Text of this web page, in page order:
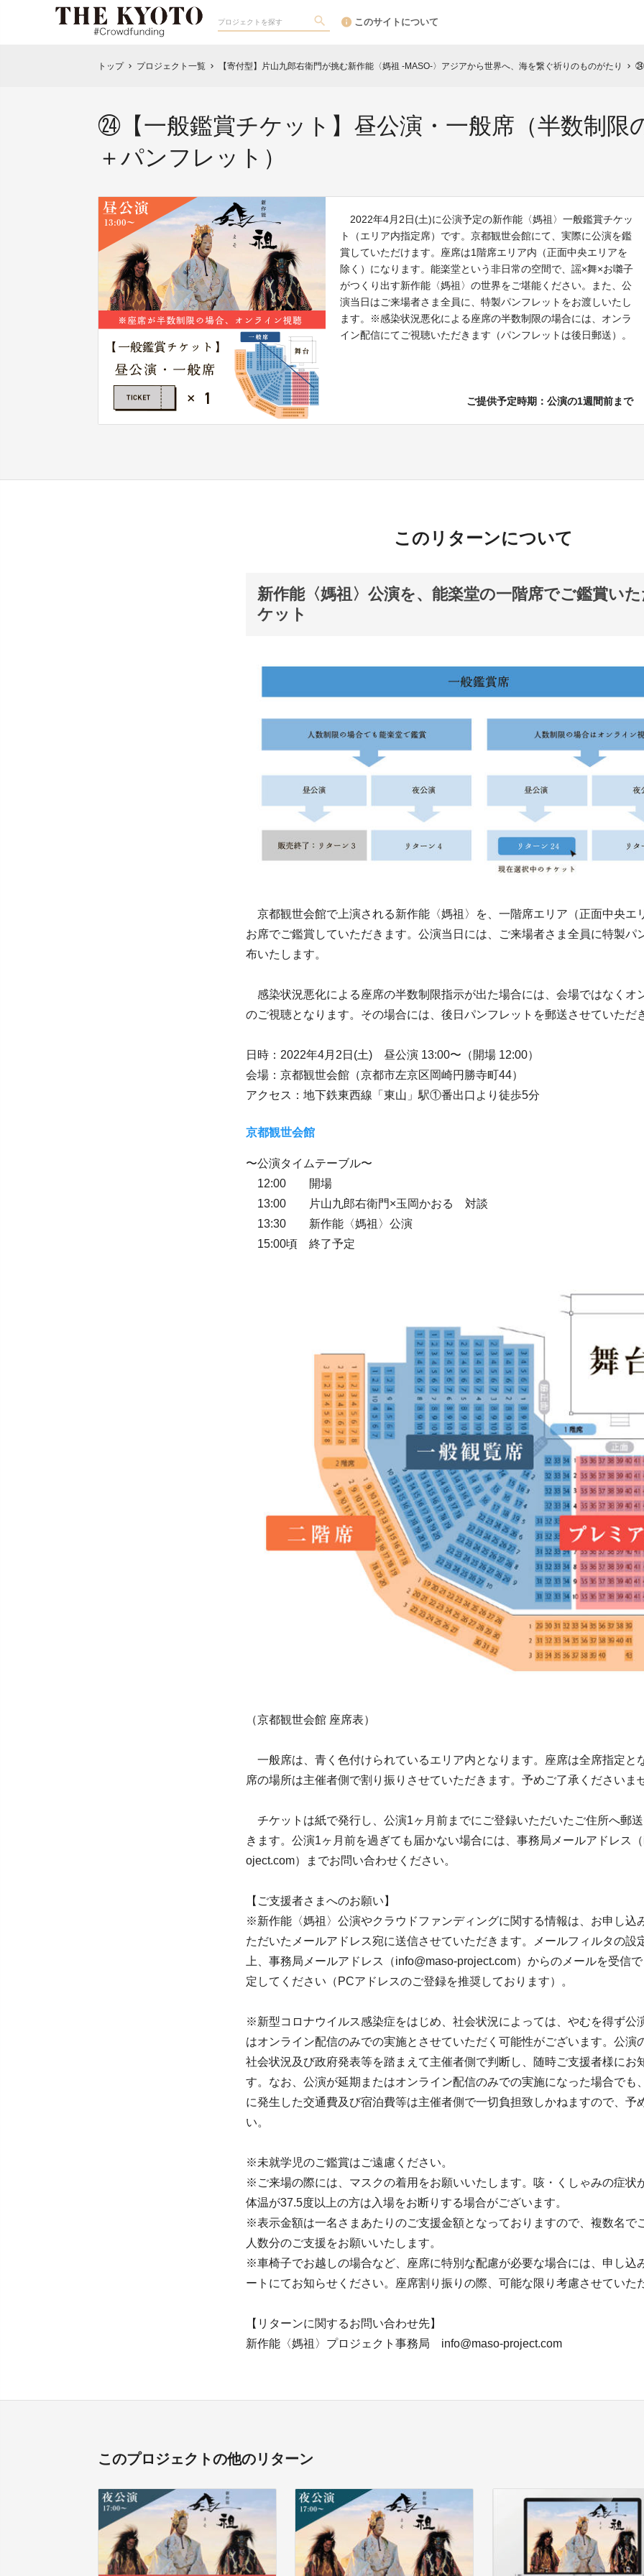
このサイトについて
トップ chevron_right プロジェクト一覧 chevron_right 【寄付型】片山九郎右衛門が挑む新作能〈媽祖 -MASO-〉アジアから世界へ、海を繋ぐ祈りのものがたり chevron_right ㉔
㉔【一般鑑賞チケット】昼公演・一般席（半数制限
＋パンフレット）
2022年4月2日(土)に公演予定の新作能〈媽祖〉一般鑑賞チケッ
ト（エリア内指定席）です。京都観世会館にて、実際に公演を鑑
賞していただけます。座席は1階席エリア内（正面中央エリアを
除く）になります。能楽堂という非日常の空間で、謡×舞×お囃子
がつくり出す新作能〈媽祖〉の世界をご堪能ください。また、公
演当日はご来場者さま全員に、特製パンフレットをお渡しいたし
ます。※感染状況悪化による座席の半数制限の場合には、オンラ
イン配信にてご視聴いただきます（パンフレットは後日郵送）。
ご提供予定時期：公演の1週間前まで
このリターンについて
新作能〈媽祖〉公演を、能楽堂の一階席でご鑑賞い
ケット
京都観世会館で上演される新作能〈媽祖〉を、一階席エリア（正面中央エ
お席でご鑑賞していただきます。公演当日には、ご来場者さま全員に特製パ
布いたします。
感染状況悪化による座席の半数制限指示が出た場合には、会場ではなくオ
のご視聴となります。その場合には、後日パンフレットを郵送させていただ
日時：2022年4月2日(土) 昼公演 13:00〜（開場 12:00）
会場：京都観世会館（京都市左京区岡崎円勝寺町44）
アクセス：地下鉄東西線「東山」駅①番出口より徒歩5分
京都観世会館
〜公演タイムテーブル〜
12:00 開場
13:00 片山九郎右衛門×玉岡かおる 対談
13:30 新作能〈媽祖〉公演
15:00頃 終了予定
（京都観世会館 座席表）
一般席は、青く色付けられているエリア内となります。座席は全席指定と
席の場所は主催者側で割り振りさせていただきます。予めご了承くださいま
チケットは紙で発行し、公演1ヶ月前までにご登録いただいたご住所へ郵
きます。公演1ヶ月前を過ぎても届かない場合には、事務局メールアドレス
oject.com）までお問い合わせください。
【ご支援者さまへのお願い】
※新作能〈媽祖〉公演やクラウドファンディングに関する情報は、お申し込
ただいたメールアドレス宛に送信させていただきます。メールフィルタの設
上、事務局メールアドレス（info@maso-project.com）からのメールを受信
定してください（PCアドレスのご登録を推奨しております）。
※新型コロナウイルス感染症をはじめ、社会状況によっては、やむを得ず公
はオンライン配信のみでの実施とさせていただく可能性がございます。公演
社会状況及び政府発表等を踏まえて主催者側で判断し、随時ご支援者様にお
す。なお、公演が延期またはオンライン配信のみでの実施になった場合でも
に発生した交通費及び宿泊費等は主催者側で一切負担致しかねますので、予
い。
※未就学児のご鑑賞はご遠慮ください。
※ご来場の際には、マスクの着用をお願いいたします。咳・くしゃみの症状
体温が37.5度以上の方は入場をお断りする場合がございます。
※表示金額は一名さまあたりのご支援金額となっておりますので、複数名で
人数分のご支援をお願いいたします。
※車椅子でお越しの場合など、座席に特別な配慮が必要な場合には、申し込
ートにてお知らせください。座席割り振りの際、可能な限り考慮させていた
【リターンに関するお問い合わせ先】
新作能〈媽祖〉プロジェクト事務局 info@maso-project.com
このプロジェクトの他のリターン